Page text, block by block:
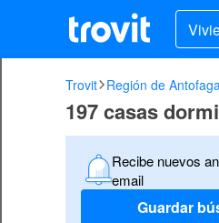
Trovit Región de
197 casas
Recibe nuevos
email
Guardar